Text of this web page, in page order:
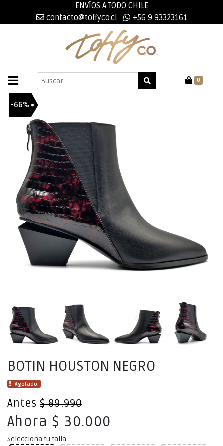
ENVÍOS A TODO CHILE
contacto@toffyco.cl
+56 9 93323161
0
-66%
BOTIN HOUSTON NEGRO
Agotado.
Antes$ 89.990
Ahora $ 30.000
Selecciona tu talla